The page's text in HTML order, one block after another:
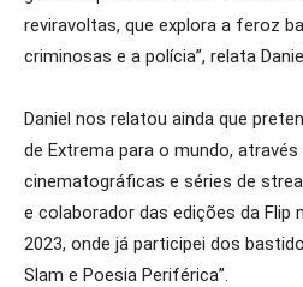
reviravoltas, que explora a feroz
criminosas e a polícia”, relata
Daniel nos relatou ainda que
de Extrema para o mundo,
cinematográficas e séries de
e colaborador das edições da Flip
2023, onde já participei dos
Slam e Poesia Periférica”.